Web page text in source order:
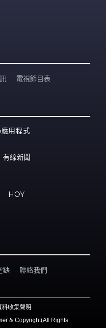
電視節目表
應用程式
有線新聞
HOY
缺 聯絡我們
料收集聲明
& Copyright(All Rights